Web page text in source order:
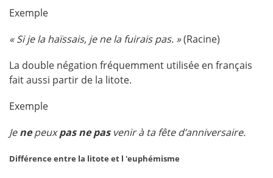
Exemple
« Si je la haïssais, je ne la fuirais pas. »(Racine)
La double négation fréquemment utilisée en français
fait aussi partir de la litote.
Exemple
Jenepeuxpas ne pas venir à ta fête d’anniversaire.
Différence entre la litote et l 'euphémisme